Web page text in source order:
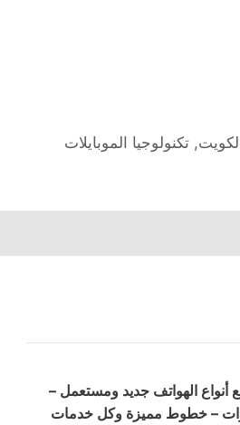
,تكنولوجيا الموبايلات
أنواع الهواتف جديد ومستعمل –
– خطوط مميزة وكل خدمات